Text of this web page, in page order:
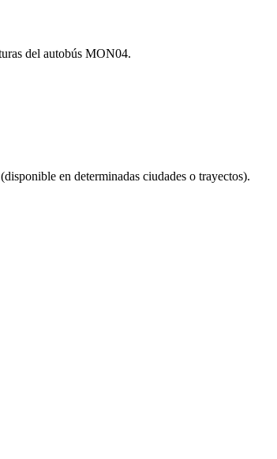
del autobús MON04.
(disponible en determinadas ciudades o trayectos).